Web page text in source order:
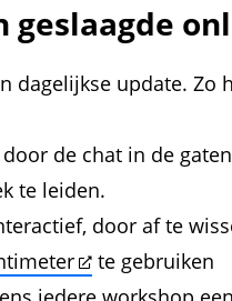
geslaagde
dagelijkse update.
de chat in de
te leiden.
door af te
te gebruiken